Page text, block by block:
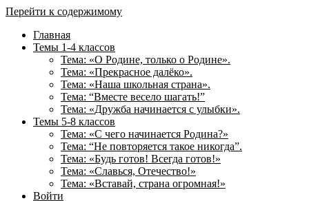
Перейти к содержимому
Главная
Темы 1-4 классов
Тема: «О Родине, только о Родине».
Тема: «Прекрасное далёко».
Тема: «Наша школьная страна».
Тема: “Вместе весело шагать!”
Тема: «Дружба начинается с улыбки».
Темы 5-8 классов
Тема: «С чего начинается Родина?»
Тема: “Не повторяется такое никогда”.
Тема: «Будь готов! Всегда готов!»
Тема: «Славься, Отечество!»
Тема: «Вставай, страна огромная!»
Войти